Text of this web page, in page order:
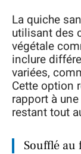
La quiche
utilisant des
végétale
inclure
variées,
Cette option
rapport à
restant tout
Soufflé au